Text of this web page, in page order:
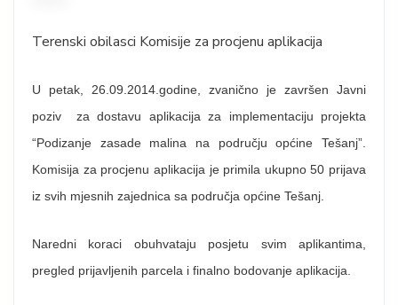
Terenski obilasci Komisije za procjenu aplikacija
U petak, 26.09.2014.godine, zvanično je završen Javni
poziv za dostavu aplikacija za implementaciju projekta
“Podizanje zasade malina na području općine Tešanj”.
Komisija za procjenu aplikacija je primila ukupno 50 prijava
iz svih mjesnih zajednica sa područja općine Tešanj.
Naredni koraci obuhvataju posjetu svim aplikantima,
pregled prijavljenih parcela i finalno bodovanje aplikacija.